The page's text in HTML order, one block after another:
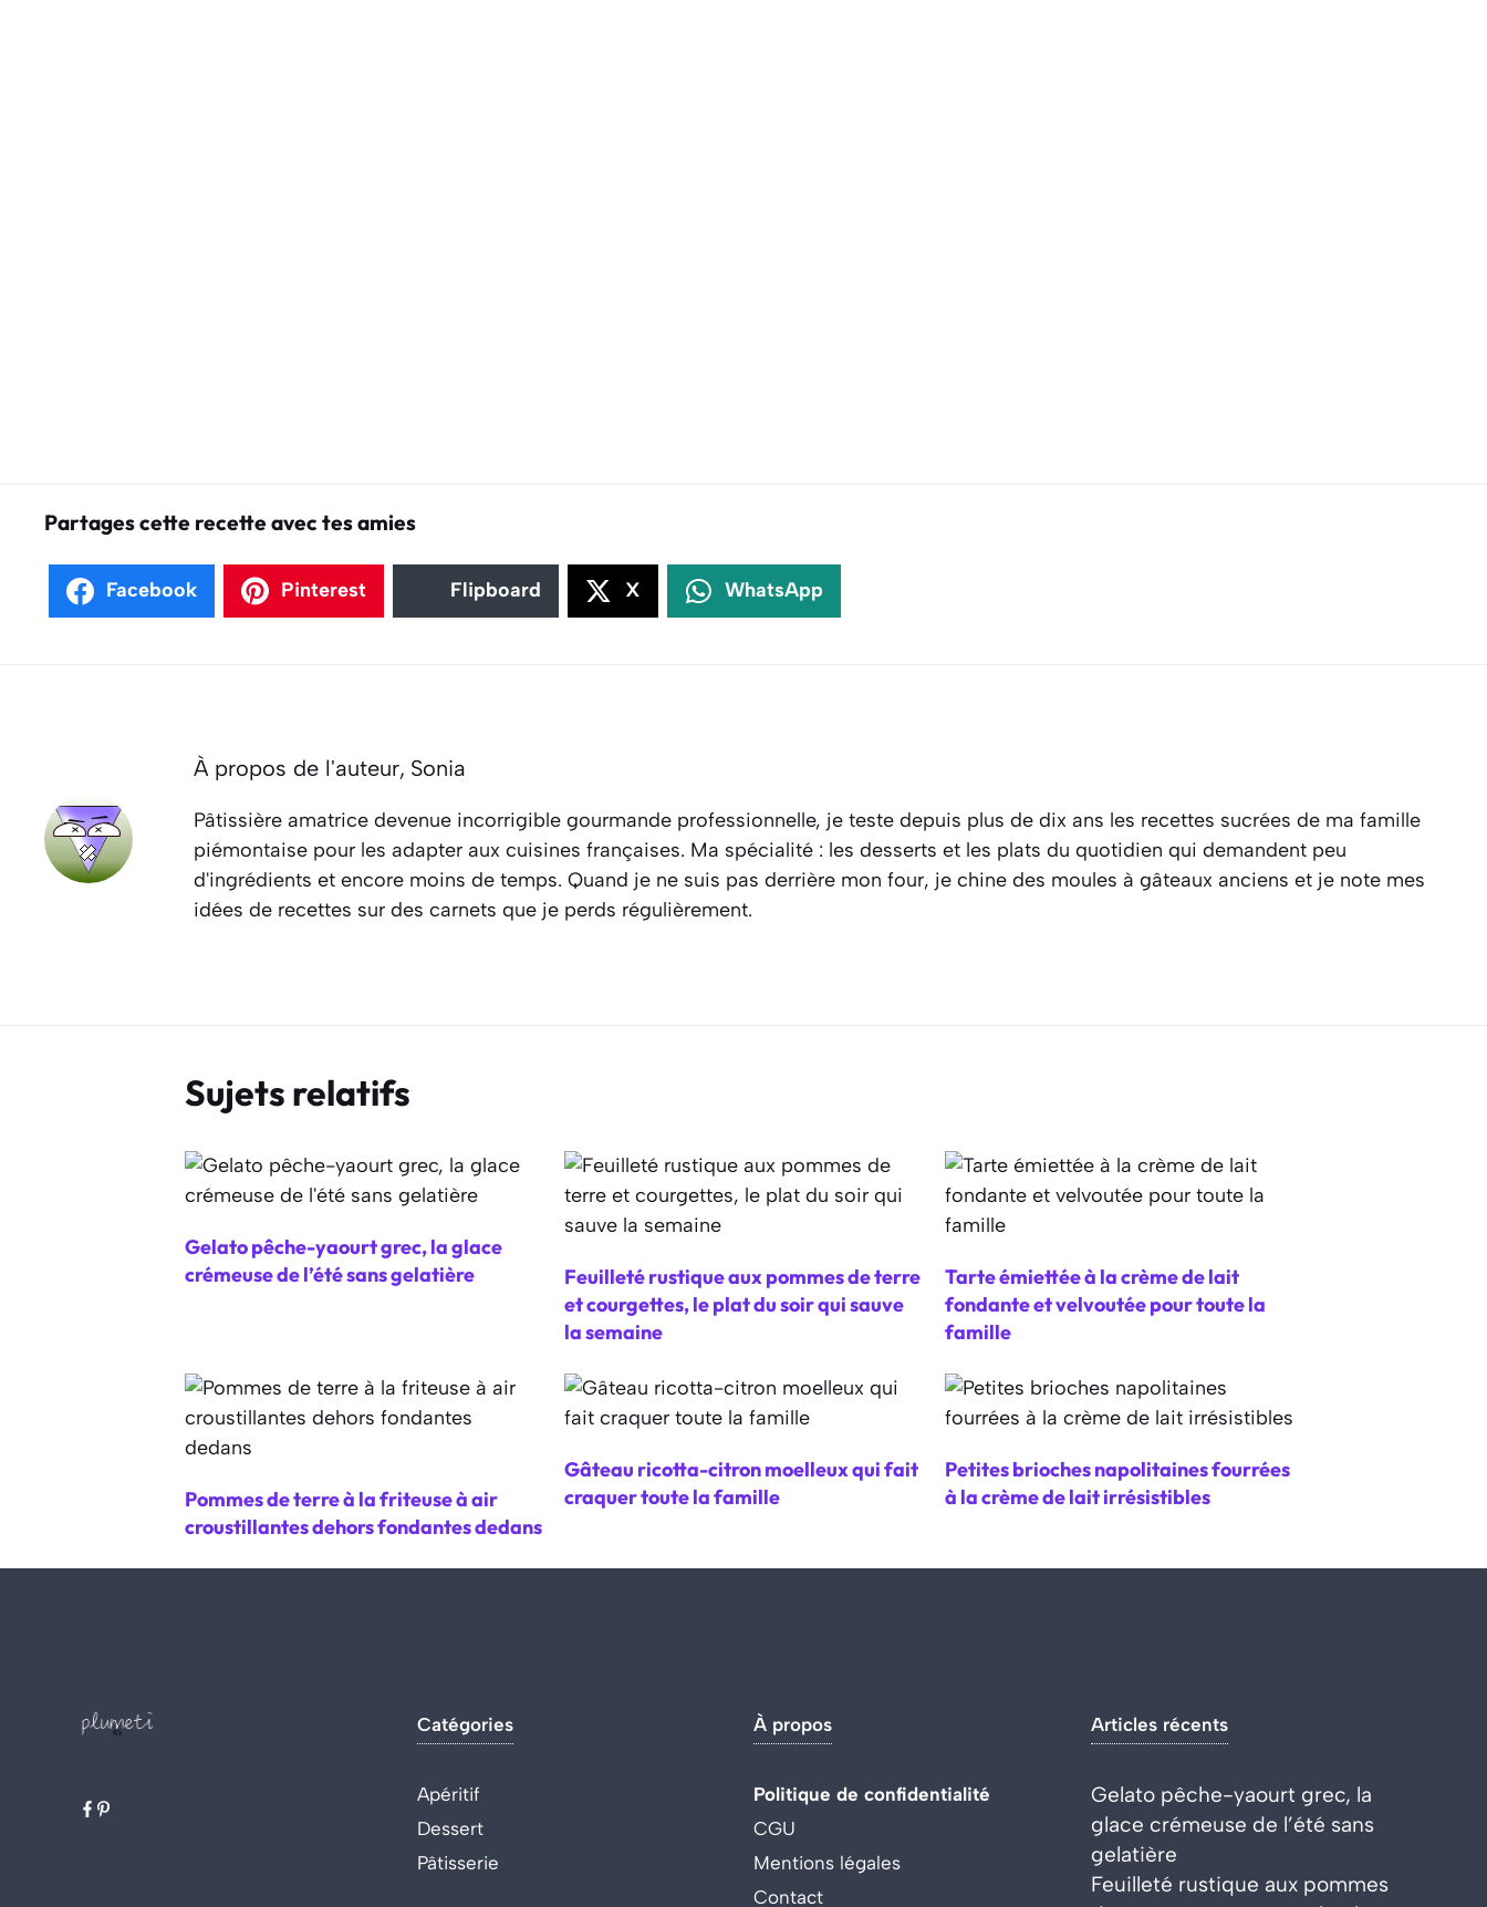
Partages cette recette avec tes amies
Facebook Pinterest Flipboard X WhatsApp
À propos de l'auteur, Sonia
Pâtissière amatrice devenue incorrigible gourmande professionnelle, je teste depuis plus de dix ans les recettes sucrées de ma famille
piémontaise pour les adapter aux cuisines françaises. Ma spécialité : les desserts et les plats du quotidien qui demandent peu
d'ingrédients et encore moins de temps. Quand je ne suis pas derrière mon four, je chine des moules à gâteaux anciens et je note mes
idées de recettes sur des carnets que je perds régulièrement.
Sujets relatifs
Gelato pêche-yaourt grec, la glace
crémeuse de l’été sans gelatière
Feuilleté rustique aux pommes de terre
et courgettes, le plat du soir qui sauve
la semaine
Tarte émiettée à la crème de lait
fondante et velvoutée pour toute la
famille
Pommes de terre à la friteuse à air
croustillantes dehors fondantes dedans
Gâteau ricotta-citron moelleux qui fait
craquer toute la famille
Petites brioches napolitaines fourrées
à la crème de lait irrésistibles
Catégories
Apéritif
Dessert
Pâtisserie
À propos
Politique de confidentialité
CGU
Mentions légales
Contact
Articles récents
Gelato pêche-yaourt grec, la
glace crémeuse de l’été sans
gelatière
Feuilleté rustique aux pommes